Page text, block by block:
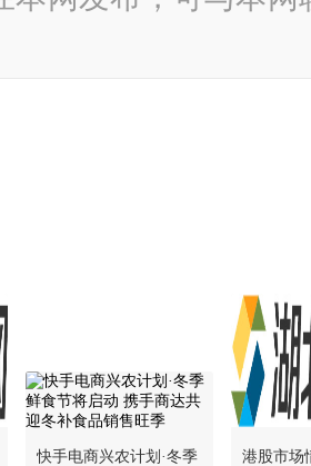
快手电商兴农计划·冬季
港股市场